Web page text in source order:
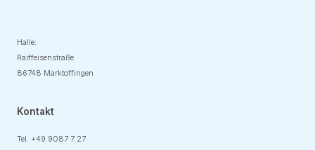
Halle:
Raiffeisenstraße
86748 Marktoffingen
Kontakt
Tel. +49 9087 7 27